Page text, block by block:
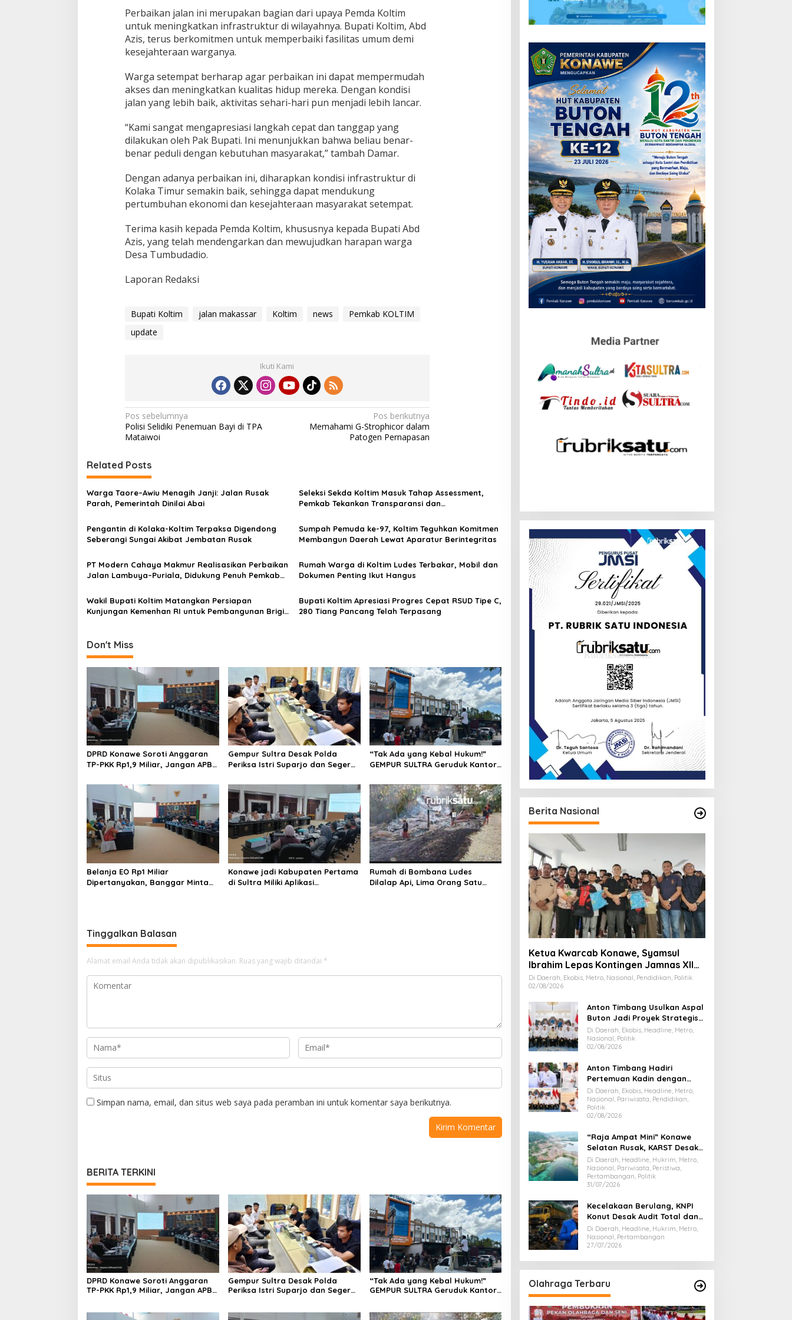
p
a
t
Perbaikan jalan ini merupakan bagian dari upaya Pemda Koltim
untuk meningkatkan infrastruktur di wilayahnya. Bupati Koltim, Abd
Azis, terus berkomitmen untuk memperbaiki fasilitas umum demi
kesejahteraan warganya.
Warga setempat berharap agar perbaikan ini dapat mempermudah
akses dan meningkatkan kualitas hidup mereka. Dengan kondisi
jalan yang lebih baik, aktivitas sehari-hari pun menjadi lebih lancar.
“Kami sangat mengapresiasi langkah cepat dan tanggap yang
dilakukan oleh Pak Bupati. Ini menunjukkan bahwa beliau benar-
benar peduli dengan kebutuhan masyarakat,” tambah Damar.
Dengan adanya perbaikan ini, diharapkan kondisi infrastruktur di
Kolaka Timur semakin baik, sehingga dapat mendukung
pertumbuhan ekonomi dan kesejahteraan masyarakat setempat.
Terima kasih kepada Pemda Koltim, khususnya kepada Bupati Abd
Azis, yang telah mendengarkan dan mewujudkan harapan warga
Desa Tumbudadio.
Laporan Redaksi
Bupati Koltim jalan makassar Koltim news
Pemkab KOLTIM
update
Ikuti Kami
N
a
i
g
a
i
o
s
Pos sebelumnya
Polisi Selidiki Penemuan Bayi di TPA
Mataiwoi
Pos berikutnya
Memahami G-Strophicor dalam
Patogen Pernapasan
Related Posts
Warga Taore–Awiu Menagih Janji: Jalan Rusak
Parah, Pemerintah Dinilai Abai
Seleksi Sekda Koltim Masuk Tahap Assessment,
Pemkab Tekankan Transparansi dan
Pengantin di Kolaka-Koltim Terpaksa Digendong
Seberangi Sungai Akibat Jembatan Rusak
Sumpah Pemuda ke-97, Koltim Teguhkan Komitmen
Membangun Daerah Lewat Aparatur Berintegritas
PT Modern Cahaya Makmur Realisasikan Perbaikan
Jalan Lambuya–Puriala, Didukung Penuh Pemkab
Rumah Warga di Koltim Ludes Terbakar, Mobil dan
Dokumen Penting Ikut Hangus
Wakil Bupati Koltim Matangkan Persiapan
Kunjungan Kemenhan RI untuk Pembangunan Brigif
Bupati Koltim Apresiasi Progres Cepat RSUD Tipe C,
280 Tiang Pancang Telah Terpasang
Don't Miss
DPRD Konawe Soroti Anggaran
TP-PKK Rp1,9 Miliar, Jangan APBD
Gempur Sultra Desak Polda
Periksa Istri Suparjo dan Segera
Ilegal
“Tak Ada yang Kebal Hukum!”
GEMPUR SULTRA Geruduk Kantor
Tadisangka, Siap Kuasai Lahan
Puuwatu
Belanja EO Rp1 Miliar
Dipertanyakan, Banggar Minta
Konawe jadi Kabupaten Pertama
di Sultra Miliki Aplikasi
Rumah di Bombana Ludes
Dilalap Api, Lima Orang Satu
Tinggalkan Balasan
Alamat email Anda tidak akan dipublikasikan. Ruas yang wajib ditandai *
Simpan nama, email, dan situs web saya pada peramban ini untuk komentar saya berikutnya.
BERITA TERKINI
DPRD Konawe Soroti Anggaran
TP-PKK Rp1,9 Miliar, Jangan APBD
Gempur Sultra Desak Polda
Periksa Istri Suparjo dan Segera
“Tak Ada yang Kebal Hukum!”
GEMPUR SULTRA Geruduk Kantor
Berita Nasional
Ketua Kwarcab Konawe, Syamsul
Ibrahim Lepas Kontingen Jamnas XII
2026
Di Daerah, Ekobis, Metro, Nasional, Pendidikan, Politik
02/08/2026
Anton Timbang Usulkan Aspal
Buton Jadi Proyek Strategis
Nasional
Di Daerah, Ekobis, Headline, Metro,
Nasional, Politik
02/08/2026
Anton Timbang Hadiri
Pertemuan Kadin dengan
Presiden Prabowo, Bawa Misi
Majukan Ekonomi Sultra
Di Daerah, Ekobis, Headline, Metro,
Nasional, Pariwisata, Pendidikan,
Politik
02/08/2026
“Raja Ampat Mini” Konawe
Selatan Rusak, KARST Desak
Gubernur Evaluasi Total
Dispar Sultra
Di Daerah, Headline, Hukrim, Metro,
Nasional, Pariwisata, Peristiwa,
Pertambangan, Politik
31/07/2026
Kecelakaan Berulang, KNPI
Konut Desak Audit Total dan
Hentikan Hauling PT SPL
Di Daerah, Headline, Hukrim, Metro,
Nasional, Pertambangan
27/07/2026
Olahraga Terbaru